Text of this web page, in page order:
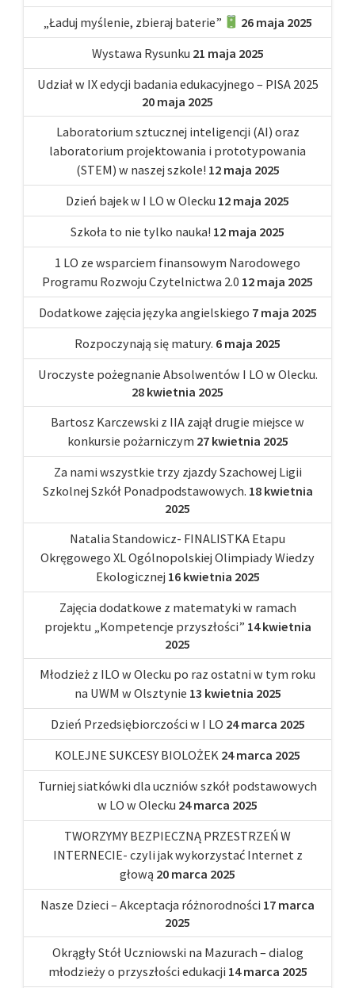
„Ładuj myślenie, zbieraj baterie”
26 maja 2025
Wystawa Rysunku 21 maja 2025
Udział w IX edycji badania edukacyjnego – PISA 2025
20 maja 2025
Laboratorium sztucznej inteligencji (AI) oraz
laboratorium projektowania i prototypowania
(STEM) w naszej szkole! 12 maja 2025
Dzień bajek w I LO w Olecku 12 maja 2025
Szkoła to nie tylko nauka! 12 maja 2025
1 LO ze wsparciem finansowym Narodowego
Programu Rozwoju Czytelnictwa 2.0 12 maja 2025
Dodatkowe zajęcia języka angielskiego 7 maja 2025
Rozpoczynają się matury. 6 maja 2025
Uroczyste pożegnanie Absolwentów I LO w Olecku.
28 kwietnia 2025
Bartosz Karczewski z IIA zajął drugie miejsce w
konkursie pożarniczym 27 kwietnia 2025
Za nami wszystkie trzy zjazdy Szachowej Ligii
Szkolnej Szkół Ponadpodstawowych. 18 kwietnia
2025
Natalia Standowicz- FINALISTKA Etapu
Okręgowego XL Ogólnopolskiej Olimpiady Wiedzy
Ekologicznej 16 kwietnia 2025
Zajęcia dodatkowe z matematyki w ramach
projektu „Kompetencje przyszłości” 14 kwietnia
2025
Młodzież z ILO w Olecku po raz ostatni w tym roku
na UWM w Olsztynie 13 kwietnia 2025
Dzień Przedsiębiorczości w I LO 24 marca 2025
KOLEJNE SUKCESY BIOLOŻEK 24 marca 2025
Turniej siatkówki dla uczniów szkół podstawowych
w LO w Olecku 24 marca 2025
TWORZYMY BEZPIECZNĄ PRZESTRZEŃ W
INTERNECIE- czyli jak wykorzystać Internet z
głową 20 marca 2025
Nasze Dzieci – Akceptacja różnorodności 17 marca
2025
Okrągły Stół Uczniowski na Mazurach – dialog
młodzieży o przyszłości edukacji 14 marca 2025